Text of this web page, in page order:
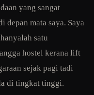
yang sangat
depan mata saya. Saya
satu
hostel kerana lift
sejak pagi tadi
di tingkat tinggi.